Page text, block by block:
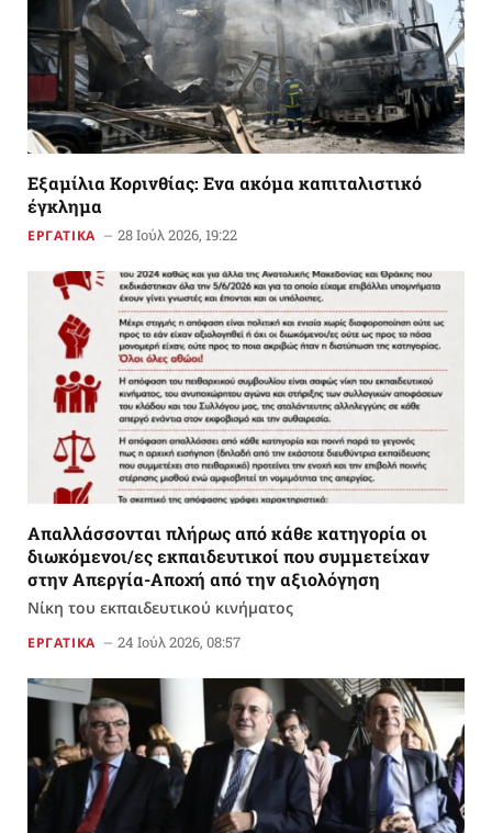
Εξαμίλια Κορινθίας: Ενα ακόμα καπιταλιστικό
έγκλημα
ΕΡΓΑΤΙΚΑ 28 Ιούλ 2026, 19:22
Απαλλάσσονται πλήρως από κάθε κατηγορία οι
διωκόμενοι/ες εκπαιδευτικοί που συμμετείχαν
στην Απεργία-Αποχή από την αξιολόγηση
Νίκη του εκπαιδευτικού κινήματος
ΕΡΓΑΤΙΚΑ 24 Ιούλ 2026, 08:57